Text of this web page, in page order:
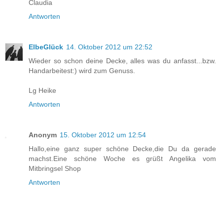
Claudia
Antworten
ElbeGlück 14. Oktober 2012 um 22:52
Wieder so schon deine Decke, alles was du anfasst...bzw.
Handarbeitest:) wird zum Genuss.
Lg Heike
Antworten
Anonym 15. Oktober 2012 um 12:54
Hallo,eine ganz super schöne Decke,die Du da gerade
machst.Eine schöne Woche es grüßt Angelika vom
Mitbringsel Shop
Antworten